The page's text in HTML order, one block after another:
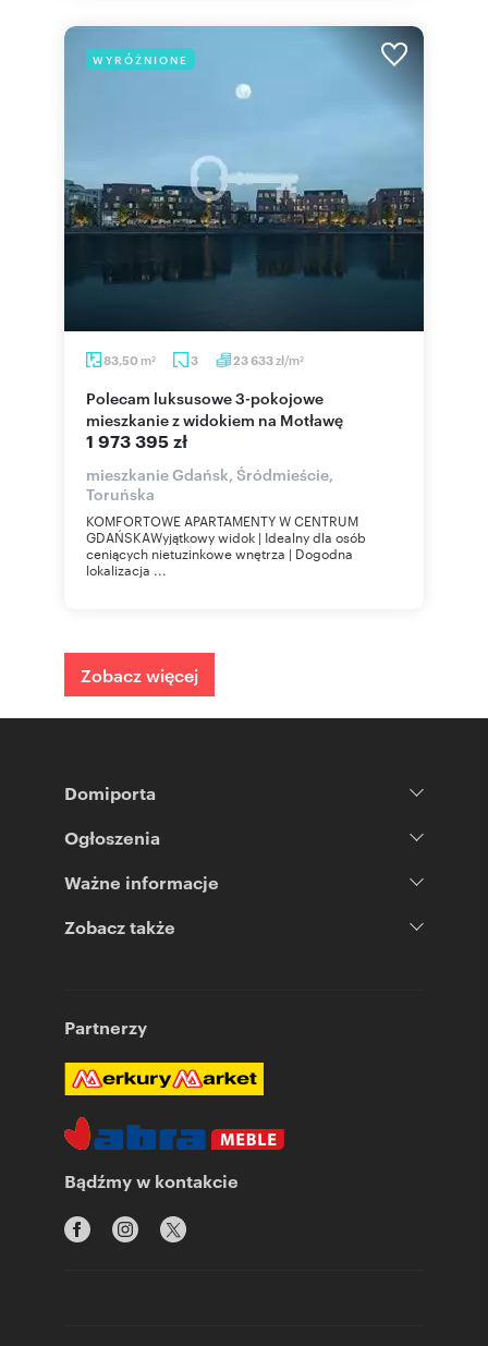
WYRÓŻNIONE
83,50 m2 3 23 633zł/m2
Polecam luksusowe 3-pokojowe
mieszkanie z widokiem na Motławę
1 973 395 zł
mieszkanie Gdańsk, Śródmieście,
Toruńska
KOMFORTOWE APARTAMENTY W CENTRUM
GDAŃSKAWyjątkowy widok | Idealny dla osób
ceniących nietuzinkowe wnętrza | Dogodna
lokalizacja ...
Zobacz więcej
Domiporta
Ogłoszenia
Ważne informacje
Zobacz także
Partnerzy
Bądźmy w kontakcie